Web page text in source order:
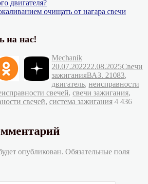
двигателя?
очищать от нагара свечи
на нас!
Автор
MechanikОпубликовано
20.07.202222.08.2025Свечи
зажиганияМетки
ВАЗ. 21083,
двигатель, неисправности
свечей, свечи зажигания,
свечей, система зажигания 4 436
опубликован. Обязательные поля